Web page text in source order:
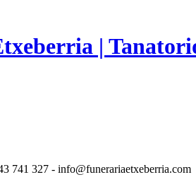
|
741 327 - info@funerariaetxeberria.com